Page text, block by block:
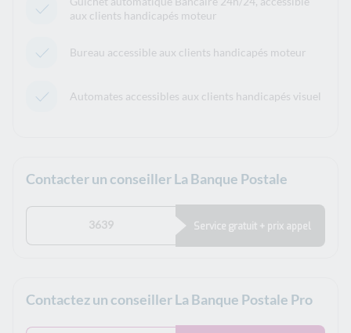
aux clients handicapés moteur
Bureau accessible aux clients handicapés moteur
Automates accessibles aux clients handicapés visuel
Contacter un conseiller La Banque Postale
3639 Service gratuit + prix appel
Contactez un conseiller La Banque Postale Pro